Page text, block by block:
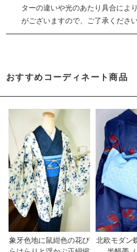
ターの違いや光のあたり具合によ
がございますので、ご了承ください
おすすめコーディネート商品
象牙色地に鼠紺色の花び
北欧モダン